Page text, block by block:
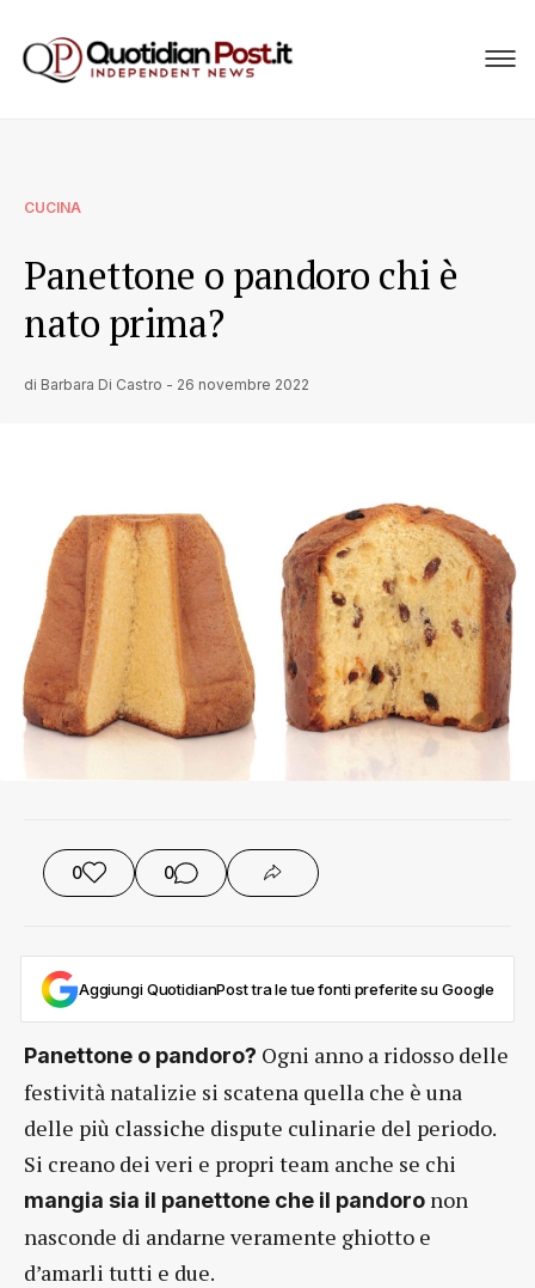
CUCINA
Panettone o pandoro chi è
nato prima?
di Barbara Di Castro - 26 novembre 2022
0 0
Aggiungi QuotidianPost tra le tue fonti preferite su Google
Panettone o pandoro? Ogni anno a ridosso delle
festività natalizie si scatena quella che è una
delle più classiche dispute culinarie del periodo.
Si creano dei veri e propri team anche se chi
mangia sia il panettone che il pandoro non
nasconde di andarne veramente ghiotto e
d’amarli tutti e due.